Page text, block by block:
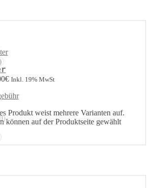
€ Inkl. 19% MwSt
Produkt weist mehrere Varianten auf.
können auf der Produktseite gewählt
)